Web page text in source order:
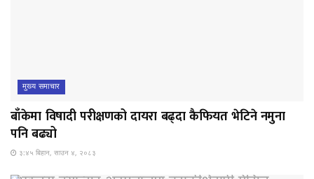
मुख्य समाचार
बाँकेमा विषादी परीक्षणको दायरा बढ्दा कैफियत भेटिने नमुना
पनि बढ्यो
३:४५ बिहान, साउन ४, २०८३